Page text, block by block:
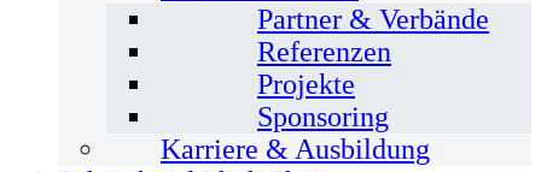
Partner & Verbände
Referenzen
Projekte
Sponsoring
Karriere & Ausbildung